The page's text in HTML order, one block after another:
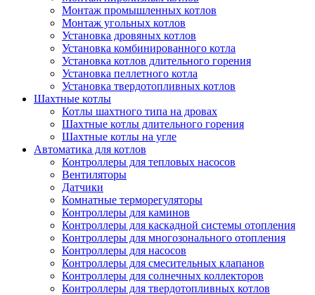
Монтаж промышленных котлов
Монтаж угольных котлов
Установка дровяных котлов
Установка комбинированного котла
Установка котлов длительного горения
Установка пеллетного котла
Установка твердотопливных котлов
Шахтные котлы
Котлы шахтного типа на дровах
Шахтные котлы длительного горения
Шахтные котлы на угле
Автоматика для котлов
Контроллеры для тепловых насосов
Вентиляторы
Датчики
Комнатные терморегуляторы
Контроллеры для каминов
Контроллеры для каскадной системы отопления
Контроллеры для многозонального отопления
Контроллеры для насосов
Контроллеры для смесительных клапанов
Контроллеры для солнечных коллекторов
Контроллеры для твердотопливных котлов